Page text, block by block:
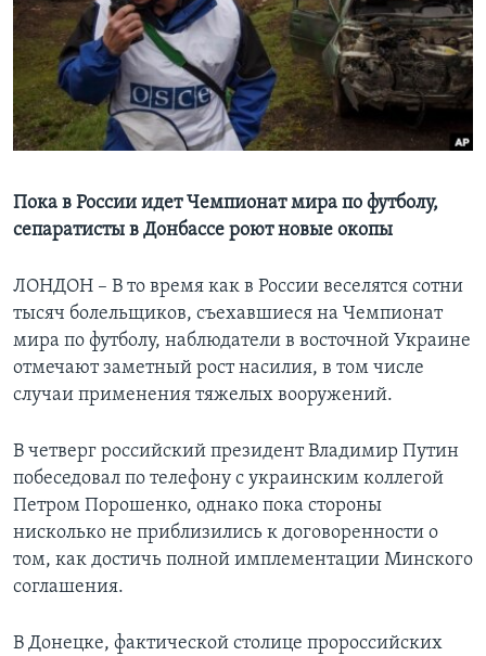
Learning English
СОЦИАЛЬНЫЕ СЕТИ
Языки
Пока в России идет Чемпионат мира по футболу,
сепаратисты в Донбассе роют новые окопы
ЛОНДОН – В то время как в России веселятся сотни
тысяч болельщиков, съехавшиеся на Чемпионат
мира по футболу, наблюдатели в восточной Украине
отмечают заметный рост насилия, в том числе
случаи применения тяжелых вооружений.
В четверг российский президент Владимир Путин
побеседовал по телефону с украинским коллегой
Петром Порошенко, однако пока стороны
нисколько не приблизились к договоренности о
том, как достичь полной имплементации Минского
соглашения.
В Донецке, фактической столице пророссийских